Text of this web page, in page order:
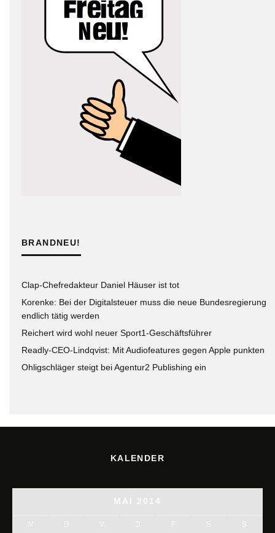
BRANDNEU!
Clap-Chefredakteur Daniel Häuser ist tot
Korenke: Bei der Digitalsteuer muss die neue Bundesregierung
endlich tätig werden
Reichert wird wohl neuer Sport1-Geschäftsführer
Readly-CEO-Lindqvist: Mit Audiofeatures gegen Apple punkten
Ohligschläger steigt bei Agentur2 Publishing ein
KALENDER
MAI 2014
M D M D F S S